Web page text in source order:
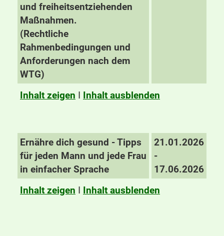
und freiheitsentziehenden
Maßnahmen.
(Rechtliche
Rahmenbedingungen und
Anforderungen nach dem
WTG)
Inhalt zeigen I Inhalt ausblenden
Ernähre dich gesund - Tipps
für jeden Mann und jede Frau
in einfacher Sprache
21.01.2026
-
17.06.2026
Inhalt zeigen I Inhalt ausblenden